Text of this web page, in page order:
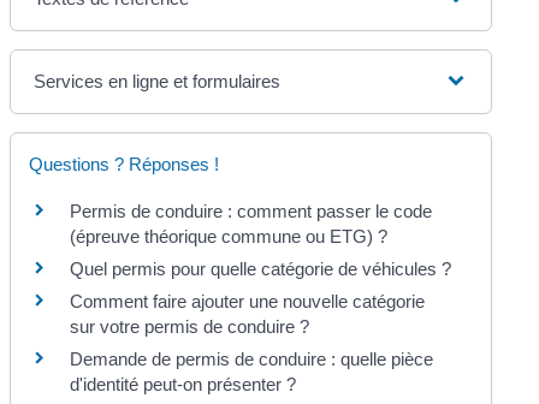
Services en ligne et formulaires
Questions ? Réponses !
Permis de conduire : comment passer le code
(épreuve théorique commune ou ETG) ?
Quel permis pour quelle catégorie de véhicules ?
Comment faire ajouter une nouvelle catégorie
sur votre permis de conduire ?
Demande de permis de conduire : quelle pièce
d'identité peut-on présenter ?